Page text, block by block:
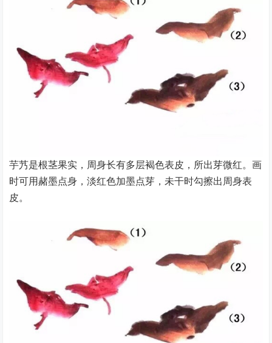
芋艿是根茎果实，周身长有多层褐色表皮，所出芽微红。画
时可用赭墨点身，淡红色加墨点芽，未干时勾擦出周身表
皮。